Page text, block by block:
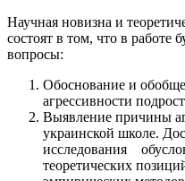
Научная новизна и
состоят в том, что в
вопросы:
Обоснование и
агрессивности
Выявление причины
украинской школе.
исследования
теоретических